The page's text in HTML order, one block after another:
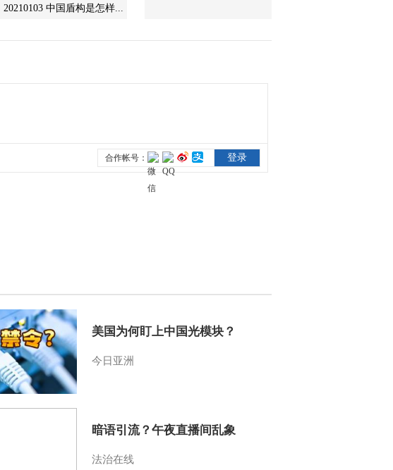
2010-06-15 08:22:30
20210103 中国盾构是怎样...
美国为何盯上中国光模块？
今日亚洲
暗语引流？午夜直播间乱象
法治在线